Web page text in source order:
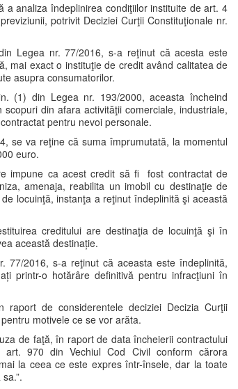
a analiza îndeplinirea condiţiilor instituite de art. 4
potrivit Deciziei Curţii Constituţionale nr.
Legea nr. 77/2016, s-a reţinut că acesta este
mai exact o instituţie de credit având calitatea de
asupra consumatorilor.
(1) din Legea nr. 193/2000, aceasta încheind
din afara activităţii comerciale, industriale,
pentru nevoi personale.
se va reţine că suma împrumutată, la momentul
euro.
impune ca acest credit să fi fost contractat de
amenaja, reabilita un imobil cu destinaţie de
locuinţă, instanţa a reţinut îndeplinită şi această
creditului are destinaţia de locuinţă şi în
această destinație.
2016, s-a reţinut că aceasta este îndeplinită,
printr-o hotărâre definitivă pentru infracţiuni în
de considerentele deciziei Decizia Curţii
motivele ce se vor arăta.
de faţă, în raport de data încheierii contractului
art. 970 din Vechiul Cod Civil conform cărora
la ceea ce este expres într-însele, dar la toate